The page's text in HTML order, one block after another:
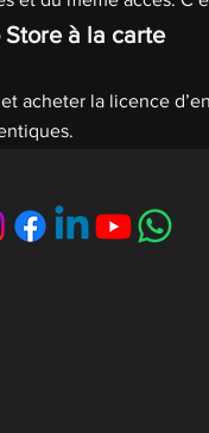
à la carte
acheter la licence